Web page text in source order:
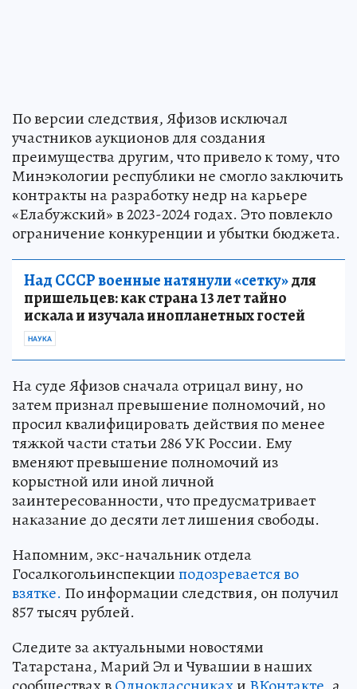
По версии следствия, Яфизов исключал
участников аукционов для создания
преимущества другим, что привело к тому, что
Минэкологии республики не смогло заключить
контракты на разработку недр на карьере
«Елабужский» в 2023-2024 годах. Это повлекло
ограничение конкуренции и убытки бюджета.
Над СССР военные натянули «сетку»для
пришельцев: как страна 13 лет тайно
искала и изучала инопланетных гостей
НАУКА
На суде Яфизов сначала отрицал вину, но
затем признал превышение полномочий, но
просил квалифицировать действия по менее
тяжкой части статьи 286 УК России. Ему
вменяют превышение полномочий из
корыстной или иной личной
заинтересованности, что предусматривает
наказание до десяти лет лишения свободы.
Напомним, экс-начальник отдела
Госалкогольинспекцииподозревается во
взятке. По информации следствия, он получил
857 тысяч рублей.
Следите за актуальными новостями
Татарстана, Марий Эл и Чувашии в наших